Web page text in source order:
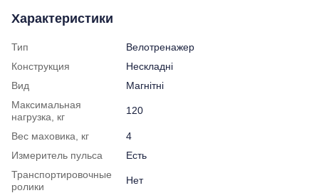
Характеристики
Тип
Велотренажер
Конструкция
Нескладні
Вид
Магнітні
Максимальная
нагрузка, кг
120
Вес маховика, кг
4
Измеритель пульса
Есть
Транспортировочные
ролики
Нет